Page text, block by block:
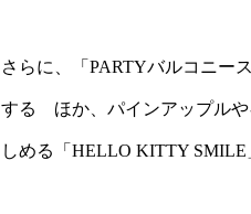
さらに、「PARTYバルコニー
する ほか、パインアップルや
しめる「HELLO KITTY